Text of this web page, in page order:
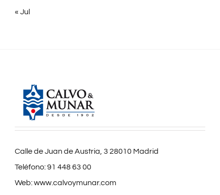
« Jul
Calle de Juan de Austria, 3 28010 Madrid
Teléfono:91 448 63 00
Web:www.calvoymunar.com